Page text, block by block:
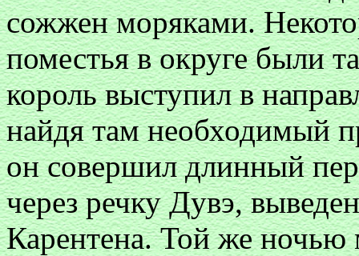
сожжен моряками.
поместья в округе были
король выступил в
найдя там необходимый
он совершил длинный
через речку Дувэ,
Карентена. Той же ночью